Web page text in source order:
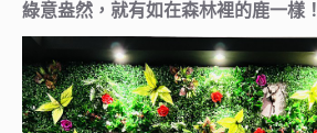
綠意盎然，就有如在森林裡的鹿一樣！